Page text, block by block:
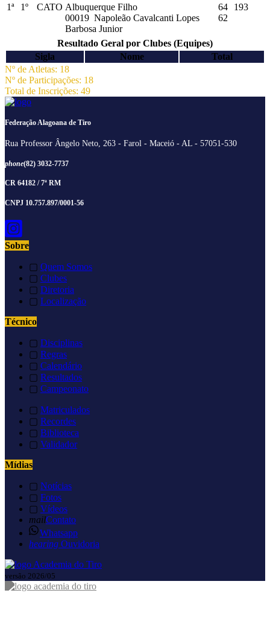
1ª 1º CATO Albuquerque Filho
00019 Napoleão Cavalcanti Lopes
Barbosa Junior
64
62
193
Resultado Geral por Clubes (Equipes)
Sigla
Nome
Total
Nº de Atletas: 18
Nº de Participações: 18
Total de Inscrições: 49
Federação Alagoana de Tiro
Rua Professor Ângelo Neto, 263 - Farol - Maceió - AL - 57051-530
phone(82) 3032-7737
CR 64182 / 7ª RM
CNPJ 10.757.897/0001-56
Sobre
▢ Quem Somos
▢ Clubes
▢ Diretoria
▢ Localização
Técnico
▢ Disciplinas
▢ Regras
▢ Calendário
▢ Resultados
▢ Campeonato
▢ Matriculados
▢ Recordes
▢ Biblioteca
▢ Validador
Mídias
▢ Notícias
▢ Fotos
▢ Vídeos
mailContato
Whatsapp
hearing Ouvidoria
versão 2026/05